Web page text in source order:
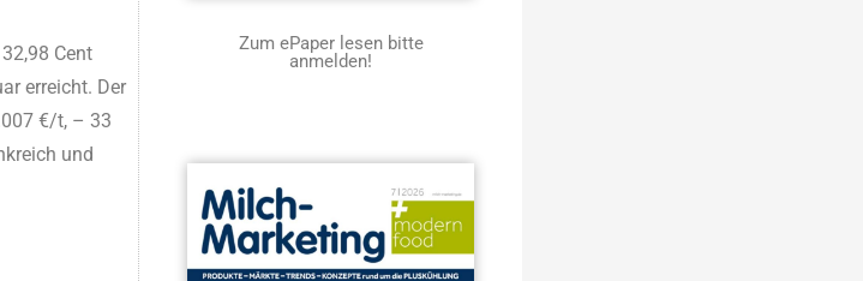
Cent
erreicht. Der
€/t, – 33
und
Zum ePaper lesen bitte
anmelden!